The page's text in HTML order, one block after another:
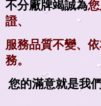
不分廠牌竭誠為
證、
服務品質不變、
務。
您的滿意就是我